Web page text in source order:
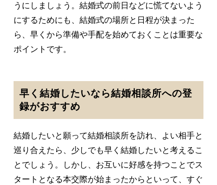
うにしましょう。結婚式の前日などに慌てないよう
にするためにも、結婚式の場所と日程が決まった
ら、早くから準備や手配を始めておくことは重要な
ポイントです。
早く結婚したいなら結婚相談所への登
録がおすすめ
結婚したいと願って結婚相談所を訪れ、よい相手と
巡り合えたら、少しでも早く結婚したいと考えるこ
とでしょう。しかし、お互いに好感を持つことでス
タートとなる本交際が始まったからといって、すぐ